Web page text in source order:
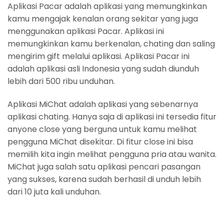
Aplikasi Pacar adalah aplikasi yang memungkinkan
kamu mengajak kenalan orang sekitar yang juga
menggunakan aplikasi Pacar. Aplikasi ini
memungkinkan kamu berkenalan, chating dan saling
mengirim gift melalui aplikasi. Aplikasi Pacar ini
adalah aplikasi asli Indonesia yang sudah diunduh
lebih dari 500 ribu unduhan.
Aplikasi MiChat adalah aplikasi yang sebenarnya
aplikasi chating. Hanya saja di aplikasi ini tersedia fitur
anyone close yang berguna untuk kamu melihat
pengguna MiChat disekitar. Di fitur close ini bisa
memilih kita ingin melihat pengguna pria atau wanita.
MiChat juga salah satu aplikasi pencari pasangan
yang sukses, karena sudah berhasil di unduh lebih
dari 10 juta kali unduhan.